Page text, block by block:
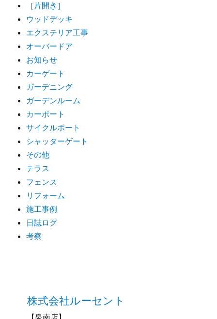
［片開き］
ウッドデッキ
エクステリア工事
オーバードア
お知らせ
カーゲート
ガーデニング
ガーデンルーム
カーポート
サイクルポート
シャッターゲート
その他
テラス
フェンス
リフォーム
施工事例
日誌ログ
考察
株式会社ルーセント
【泉南店】